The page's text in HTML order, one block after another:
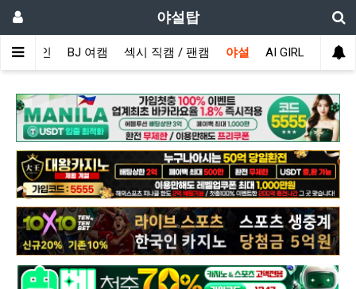
야설탑
메인 BJ 여캠 섹시 직캠 / 팬캠 야설 AI GIRL